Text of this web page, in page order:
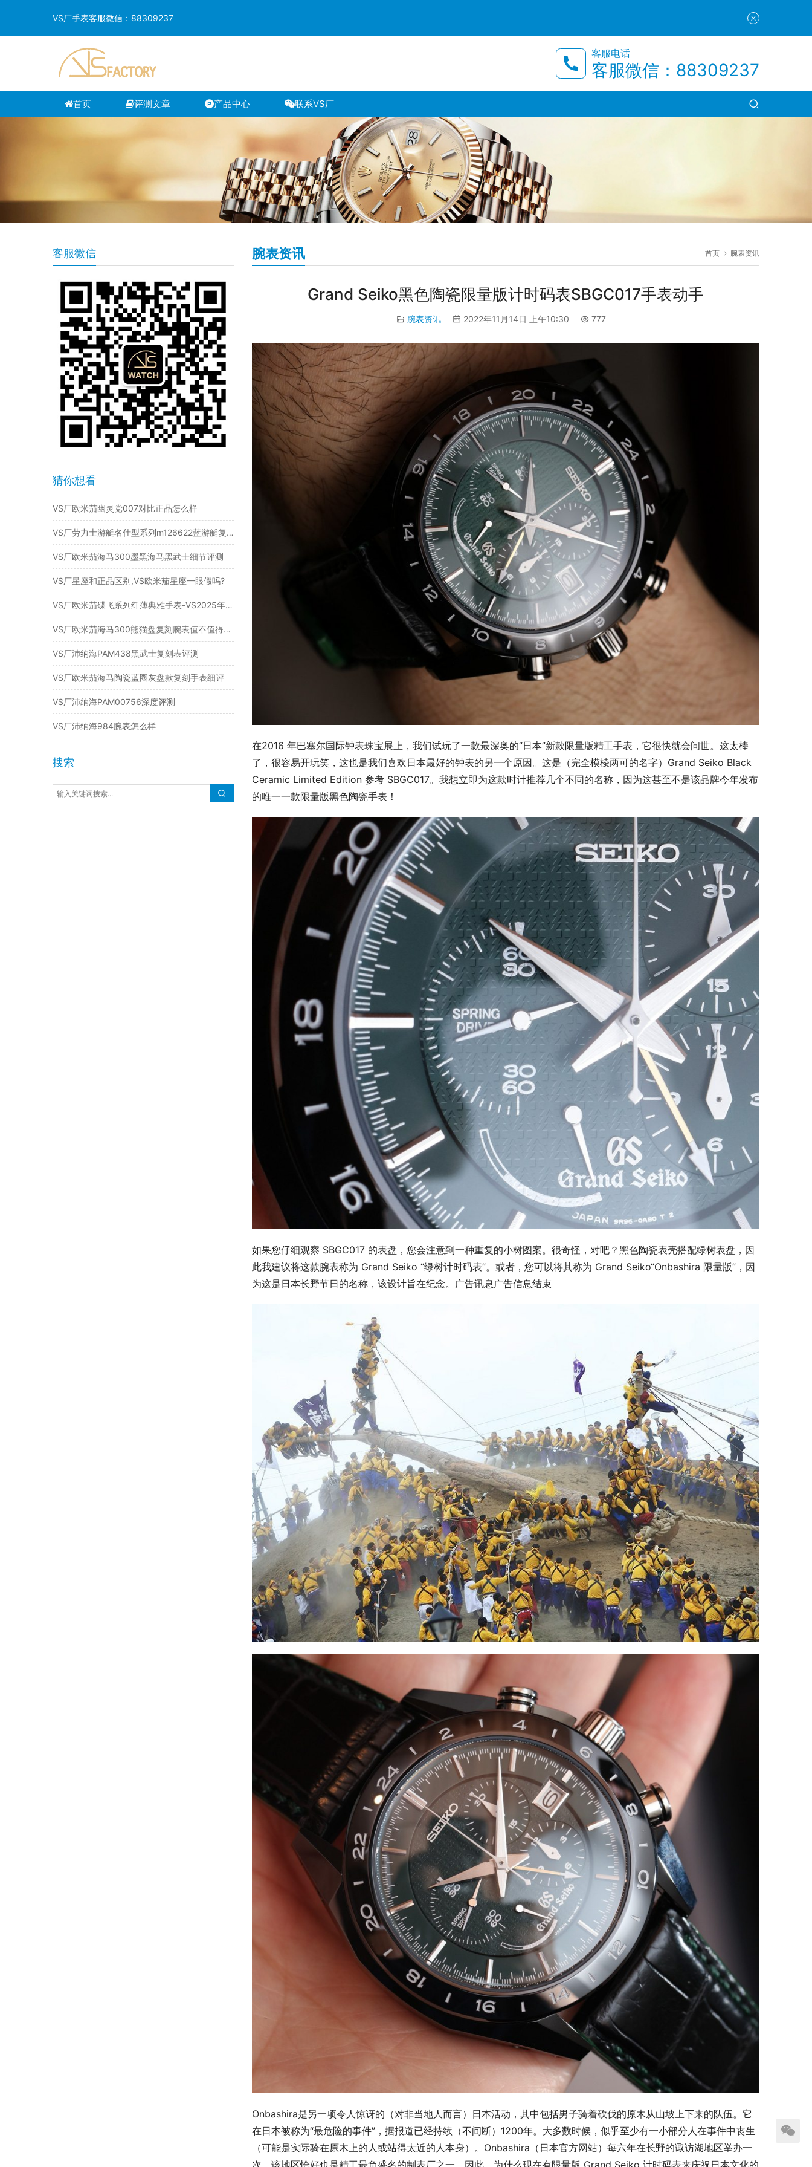
客服电话
客服微信：88309237
首页 评测文章 产品中心 联系VS厂
首页 腕表资讯
腕表资讯
Grand Seiko黑色陶瓷限量版计时码表SBGC017手表动手
腕表资讯 2022年11月14日 上午10:30 777
在2016 年巴塞尔国际钟表珠宝展上，我们试玩了一款最深奥的“日本”新款限量版精工手表，它很快就会问世。这太棒
了，很容易开玩笑，这也是我们喜欢日本最好的钟表的另一个原因。这是（完全模棱两可的名字）Grand Seiko Black
Ceramic Limited Edition 参考 SBGC017。我想立即为这款时计推荐几个不同的名称，因为这甚至不是该品牌今年发布
的唯一一款限量版黑色陶瓷手表！
如果您仔细观察 SBGC017 的表盘，您会注意到一种重复的小树图案。很奇怪，对吧？黑色陶瓷表壳搭配绿树表盘，因
此我建议将这款腕表称为 Grand Seiko “绿树计时码表”。或者，您可以将其称为 Grand Seiko“Onbashira 限量版”，因
为这是日本长野节日的名称，该设计旨在纪念。广告讯息广告信息结束
Onbashira是另一项令人惊讶的（对非当地人而言）日本活动，其中包括男子骑着砍伐的原木从山坡上下来的队伍。它
在日本被称为“最危险的事件”，据报道已经持续（不间断）1200年。大多数时候，似乎至少有一小部分人在事件中丧生
（可能是实际骑在原木上的人或站得太近的人本身）。Onbashira（日本官方网站）每六年在长野的诹访湖地区举办一
客服微信
猜你想看
VS厂欧米茄幽灵党007对比正品怎么样
VS厂劳力士游艇名仕型系列m126622蓝游艇复刻表是否值得入手-VS手表怎么样
VS厂欧米茄海马300墨黑海马黑武士细节评测
VS厂星座和正品区别,VS欧米茄星座一眼假吗?
VS厂欧米茄碟飞系列纤薄典雅手表-VS2025年新品复刻表
VS厂欧米茄海马300熊猫盘复刻腕表值不值得入手
VS厂沛纳海PAM438黑武士复刻表评测
VS厂欧米茄海马陶瓷蓝圈灰盘款复刻手表细评
VS厂沛纳海PAM00756深度评测
VS厂沛纳海984腕表怎么样
搜索
VS厂手表客服微信：88309237